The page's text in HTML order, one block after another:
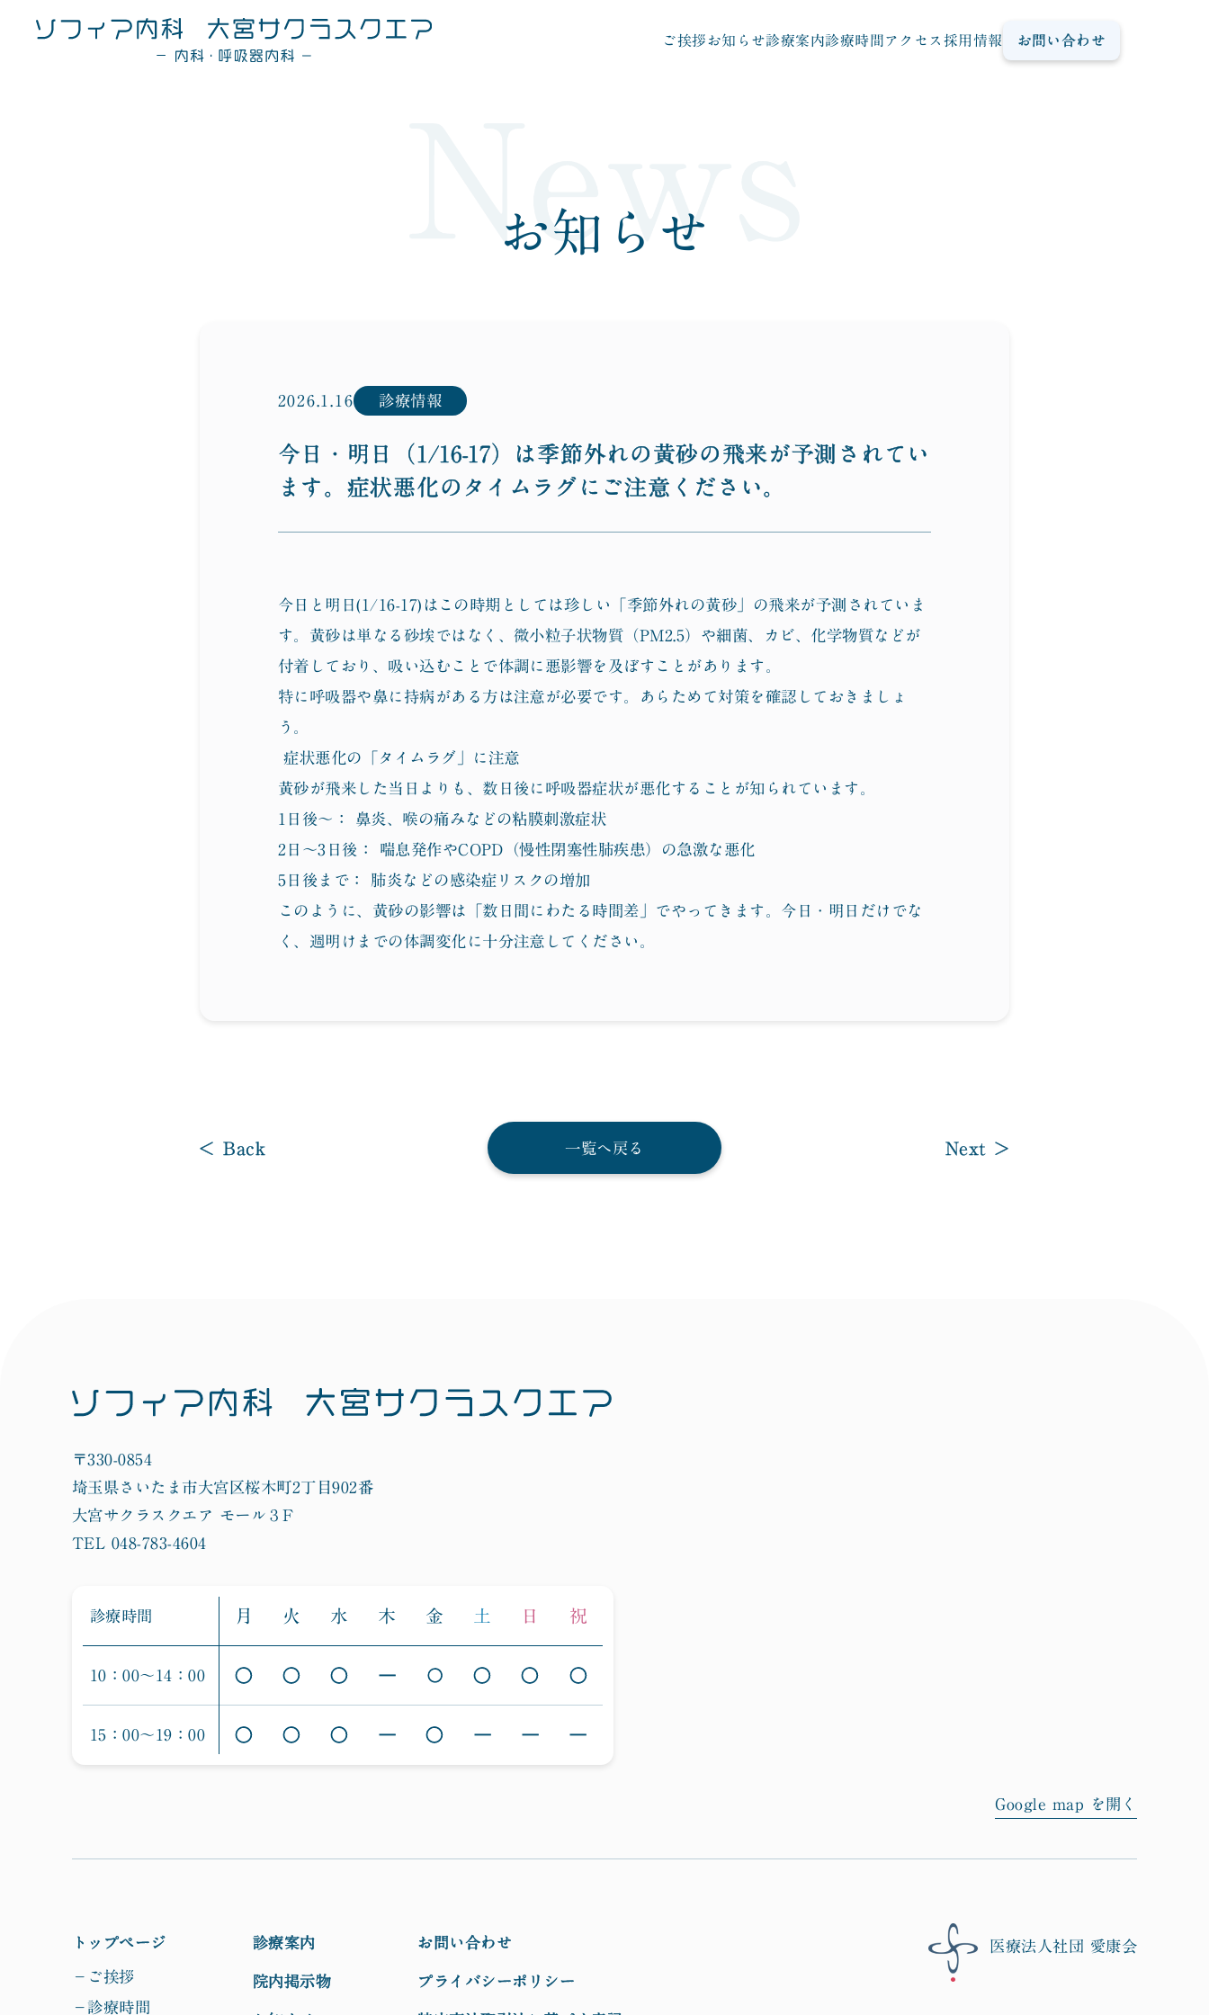
ご挨拶お知らせ診療案内診療時間アクセス 採用情報 お問い合わせ
−診療時間
−お支払い方法
−アクセス
診療案内
Medical dept
院内掲示物
Post
お知らせ
News
お知らせ
2026.1.16 診療情報
今日・明日（1/16-17）は季節外れの黄砂の飛来が予測されてい
ます。症状悪化のタイムラグにご注意ください。
今日と明日(1/16-17)はこの時期としては珍しい「季節外れの黄砂」の飛来が予測されていま
す。黄砂は単なる砂埃ではなく、微小粒子状物質（PM2.5）や細菌、カビ、化学物質などが
付着しており、吸い込むことで体調に悪影響を及ぼすことがあります。
特に呼吸器や鼻に持病がある方は注意が必要です。あらためて対策を確認しておきましょ
う。
症状悪化の「タイムラグ」に注意
黄砂が飛来した当日よりも、数日後に呼吸器症状が悪化することが知られています。
1日後〜： 鼻炎、喉の痛みなどの粘膜刺激症状
2日〜3日後： 喘息発作やCOPD（慢性閉塞性肺疾患）の急激な悪化
5日後まで： 肺炎などの感染症リスクの増加
このように、黄砂の影響は「数日間にわたる時間差」でやってきます。今日・明日だけでな
く、週明けまでの体調変化に十分注意してください。
< Back 一覧へ戻る Next >
〒330-0854
埼玉県さいたま市大宮区桜木町2丁目902番
大宮サクラスクエア モール３F
TEL 048-783-4604
Google map を開く
診療時間 月 火 水 木 金 土 日 祝
10：00〜14：00 ○ ○ ○ ― ○ ○ ○ ○
15：00〜19：00 ○ ○ ○ ― ○ ― ― ―
トップページ
−ご挨拶
−診療時間
診療案内
院内掲示物
お問い合わせ
プライバシーポリシー
医療法人社団 愛康会